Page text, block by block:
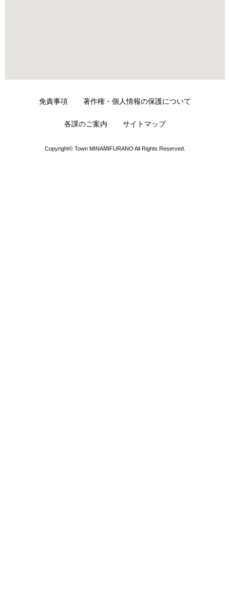
免責事項 著作権・個人情報の保護について
各課のご案内 サイトマップ
Copyright© Town MINAMIFURANO All Rights Reserved.